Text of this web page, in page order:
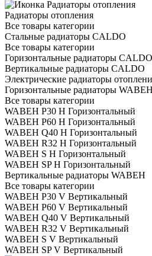
Радиаторы отопления
Все товары категории
Стальные радиаторы CALDO
Все товары категории
Горизонтальные радиаторы CALDO
Вертикальные радиаторы CALDO
Электрические радиаторы
Горизонтальные радиаторы WABEH
Все товары категории
WABEH P30 H Горизонтальный
WABEH P60 H Горизонтальный
WABEH Q40 H Горизонтальный
WABEH R32 H Горизонтальный
WABEH S H Горизонтальный
WABEH SP H Горизонтальный
Вертикальные радиаторы WABEH
Все товары категории
WABEH P30 V Вертикальный
WABEH P60 V Вертикальный
WABEH Q40 V Вертикальный
WABEH R32 V Вертикальный
WABEH S V Вертикальный
WABEH SP V Вертикальный